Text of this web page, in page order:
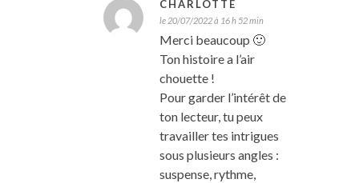
CHARLOTTE
le 20/07/2022 à 16 h 52 min
Merci beaucoup 🙂
Ton histoire a l’air
chouette !
Pour garder l’intérêt de
ton lecteur, tu peux
travailler tes intrigues
sous plusieurs angles :
suspense, rythme,